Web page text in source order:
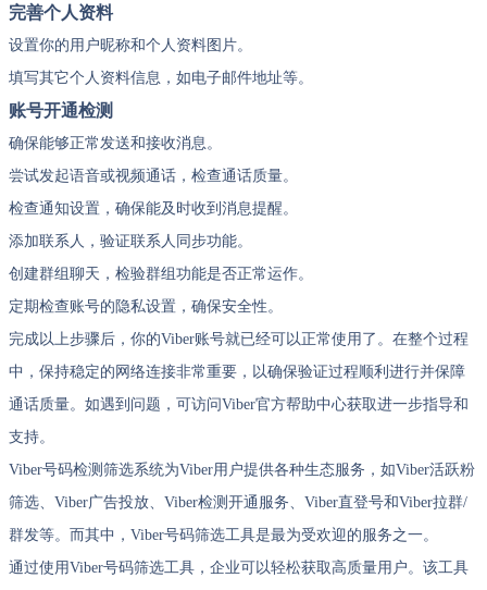
完善个人资料
设置你的用户昵称和个人资料图片。
填写其它个人资料信息，如电子邮件地址等。
账号开通检测
确保能够正常发送和接收消息。
尝试发起语音或视频通话，检查通话质量。
检查通知设置，确保能及时收到消息提醒。
添加联系人，验证联系人同步功能。
创建群组聊天，检验群组功能是否正常运作。
定期检查账号的隐私设置，确保安全性。
完成以上步骤后，你的Viber账号就已经可以正常使用了。在整个过程
中，保持稳定的网络连接非常重要，以确保验证过程顺利进行并保障
通话质量。如遇到问题，可访问Viber官方帮助中心获取进一步指导和
支持。
Viber号码检测筛选系统为Viber用户提供各种生态服务，如Viber活跃粉
筛选、Viber广告投放、Viber检测开通服务、Viber直登号和Viber拉群/
群发等。而其中，Viber号码筛选工具是最为受欢迎的服务之一。
通过使用Viber号码筛选工具，企业可以轻松获取高质量用户。该工具